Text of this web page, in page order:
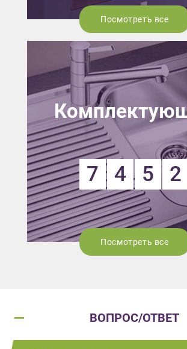
Посмотреть все
7 4 5 2
Посмотреть все
ВОПРОС/ОТВЕТ